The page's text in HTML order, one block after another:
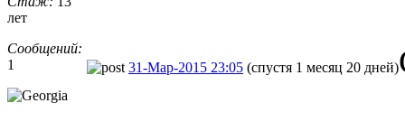
лет
Сообщений:
1
31-Мар-2015 23:05 (спустя 1 месяц 20 дней)